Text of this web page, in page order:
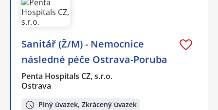
Sanitář (Ž/M) - Nemocnice
následné péče Ostrava-Poruba
Penta Hospitals CZ, s.r.o.
Ostrava
Plný úvazek, Zkrácený úvazek